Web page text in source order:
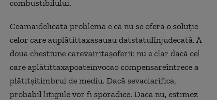
combustibilului.
Ceamaidelicată problemă e că nu se oferă o soluţie
celor care auplătittaxasauau datstatulînjudecată. A
doua chestiune carevairitaşoferii: nu e clar dacă cel
care aplătittaxapoateinvocao compensareîntrece a
plătitşitimbrul de mediu. Dacă sevaclarifica,
probabil litigiile vor fi sporadice. Dacă nu, estimez